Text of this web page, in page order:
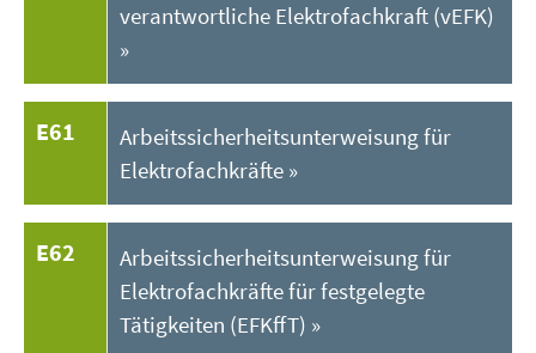
verantwortliche Elektrofachkraft (vEFK)
E61
Arbeitssicherheitsunterweisung für
Elektrofachkräfte
E62
Arbeitssicherheitsunterweisung für
Elektrofachkräfte für festgelegte
Tätigkeiten (EFKffT)